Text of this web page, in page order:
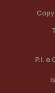
P.I. e